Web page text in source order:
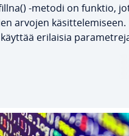
-metodi on funktio,
arvojen kä­sit­te­le­mi­seen.
erilaisia